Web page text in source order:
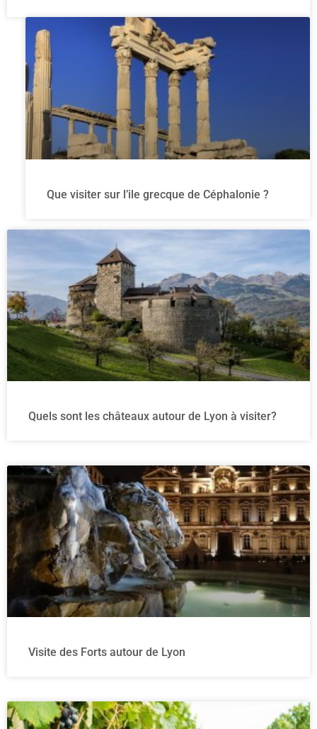
Que visiter sur l’ile grecque de Céphalonie ?
Quels sont les châteaux autour de Lyon à visiter?
Visite des Forts autour de Lyon